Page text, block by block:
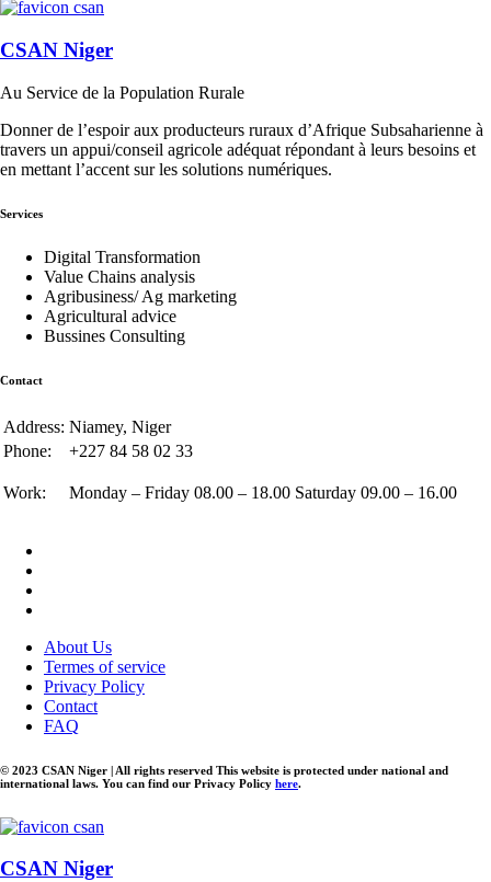
CSAN Niger
Au Service de la Population Rurale
Donner de l’espoir aux producteurs ruraux d’Afrique Subsaharienne à
travers un appui/conseil agricole adéquat répondant à leurs besoins et
en mettant l’accent sur les solutions numériques.
Services
Digital Transformation
Value Chains analysis
Agribusiness/ Ag marketing
Agricultural advice
Bussines Consulting
Contact
Address: Niamey, Niger
Phone:
+227 84 58 02 33
Work: Monday – Friday 08.00 – 18.00 Saturday 09.00 – 16.00
About Us
Termes of service
Privacy Policy
Contact
FAQ
© 2023 CSAN Niger | All rights reserved This website is protected under national and
international laws. You can find our Privacy Policy here.
CSAN Niger